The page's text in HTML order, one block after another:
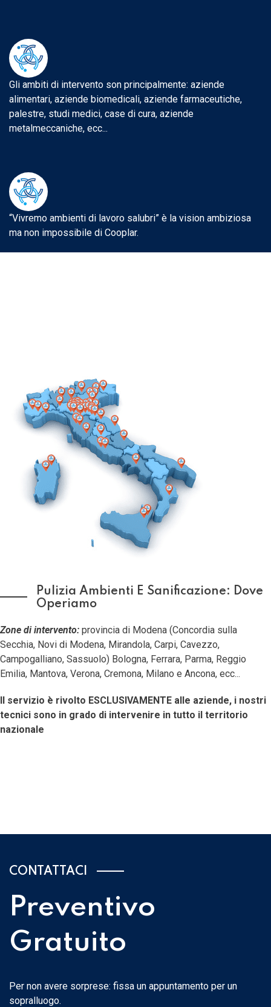
Gli ambiti di intervento son principalmente: aziende
alimentari, aziende biomedicali, aziende farmaceutiche,
palestre, studi medici, case di cura, aziende
metalmeccaniche, ecc...
“Vivremo ambienti di lavoro salubri” è la vision ambiziosa
ma non impossibile di Cooplar.
Pulizia Ambienti E Sanificazione: Dove
Operiamo
Zone di intervento: provincia di Modena (Concordia sulla
Secchia, Novi di Modena, Mirandola, Carpi, Cavezzo,
Campogalliano, Sassuolo) Bologna, Ferrara, Parma, Reggio
Emilia, Mantova, Verona, Cremona, Milano e Ancona, ecc...
Il servizio è rivolto ESCLUSIVAMENTE alle aziende, i nostri
tecnici sono in grado di intervenire in tutto il territorio
nazionale
CONTATTACI
Preventivo
Gratuito
Per non avere sorprese: fissa un appuntamento per un
sopralluogo.